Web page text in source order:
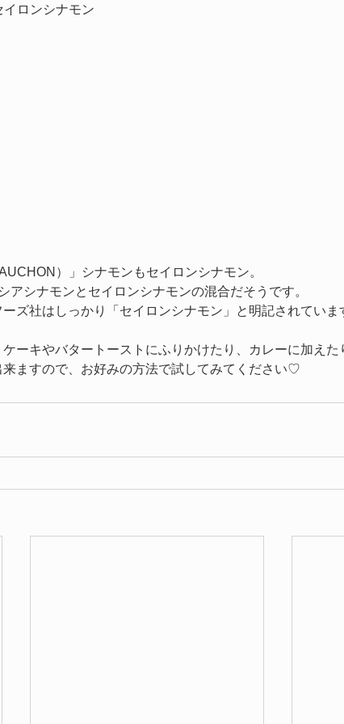
ロンシナモン
）」シナモンもセイロンシナモン。
アシナモンとセイロンシナモンの混合だそうです。
ズ社はしっかり「セイロンシナモン」と明記されていま
ーキやバタートーストにふりかけたり、カレーに加えた
ますので、お好みの方法で試してみてください♡